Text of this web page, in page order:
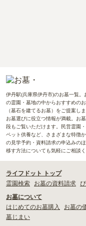
伊丹駅(兵庫県伊丹市)のお墓一覧
の霊園・墓地の中からおすすめの
（墓石を建てるお墓）をご提案し
お墓選びに役立つ情報が満載。お
段もご覧いただけます。民営霊園
ペット供養など、さまざまな特徴
の見学予約・資料請求の申込みの
移す方法についても気軽にご相談く
ライフドット トップ
霊園検索
お墓の資料請求
お墓について
はじめてのお墓購入
お墓の
墓じまい